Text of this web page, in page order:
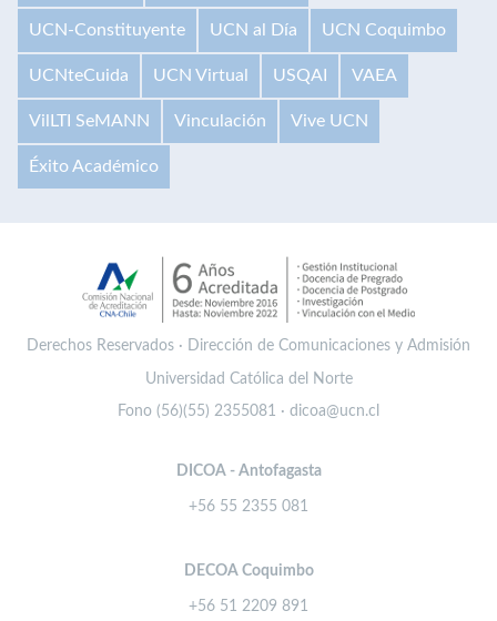
UCN-Constituyente UCN al Día UCN Coquimbo
UCNteCuida UCN Virtual USQAI VAEA
VilLTI SeMANN Vinculación Vive UCN
Éxito Académico
Derechos Reservados · Dirección de Comunicaciones y Admisión
Universidad Católica del Norte
Fono (56)(55) 2355081 · dicoa@ucn.cl
DICOA - Antofagasta
+56 55 2355 081
DECOA Coquimbo
+56 51 2209 891